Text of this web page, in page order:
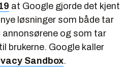
at Google gjorde det kjent
løsninger som både tar
annonsørene og som tar
brukerne. Google kaller
Sandbox.